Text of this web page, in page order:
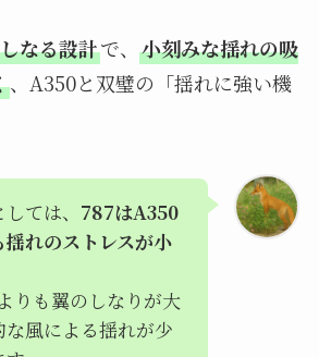
なる設計で、 小刻みな揺れの吸
、A350と双璧の「揺れに強い機
ては、 787はA350
揺れのストレスが小
りも翼のしなりが大
な風による揺れが少